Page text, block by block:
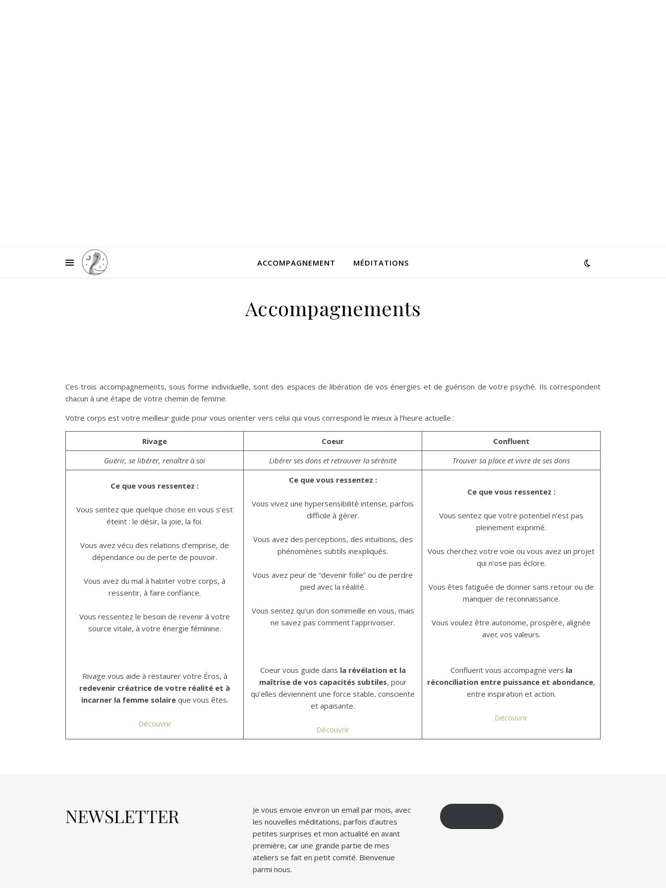
ACCOMPAGNEMENT MÉDITATIONS
Accompagnements
Ces trois accompagnements, sous forme individuelle, sont des espaces de libération de vos énergies et de guérison de votre psyché. Ils correspondent
chacun à une étape de votre chemin de femme.
Votre corps est votre meilleur guide pour vous orienter vers celui qui vous correspond le mieux à l’heure actuelle :
Rivage Coeur
Confluent
Guérir, se libérer, renaître à soi
Libérer ses dons et retrouver la sérénité Trouver sa place et vivre de ses dons
Ce que vous ressentez :
Vous sentez que quelque chose en vous s’est
éteint : le désir, la joie, la foi.
Vous avez vécu des relations d’emprise, de
dépendance ou de perte de pouvoir.
Vous avez du mal à habiter votre corps, à
ressentir, à faire confiance.
Vous ressentez le besoin de revenir à votre
source vitale, à votre énergie féminine.
Rivage vous aide à restaurer votre Éros, à
redevenir créatrice de votre réalité et à
incarner la femme solaireque vous êtes.
Découvrir
Ce que vous ressentez :
Vous vivez une hypersensibilité intense, parfois
difficile à gérer.
Vous avez des perceptions, des intuitions, des
phénomènes subtils inexpliqués.
Vous avez peur de “devenir folle” ou de perdre
pied avec la réalité.
Vous sentez qu’un don sommeille en vous, mais
ne savez pas comment l’apprivoiser.
Coeur vous guide dans la révélation et la
maîtrise de vos capacités subtiles, pour
qu’elles deviennent une force stable, consciente
et apaisante.
Découvrir
Ce que vous ressentez :
Vous sentez que votre potentiel n’est pas
pleinement exprimé.
Vous cherchez votre voie ou vous avez un projet
qui n’ose pas éclore.
Vous êtes fatiguée de donner sans retour ou de
manquer de reconnaissance.
Vous voulez être autonome, prospère, alignée
avec vos valeurs.
Confluent vous accompagne vers la
réconciliation entre puissance et abondance,
entre inspiration et action.
Découvrir
NEWSLETTER
Je vous envoie environ un email par mois, avec
les nouvelles méditations, parfois d’autres
petites surprises et mon actualité en avant
première, car une grande partie de mes
ateliers se fait en petit comité. Bienvenue
parmi nous.